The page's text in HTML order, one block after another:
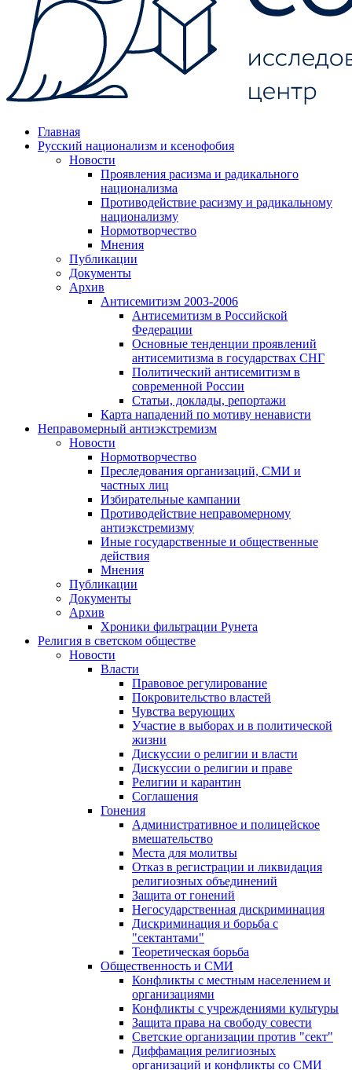
Главная
Русский национализм и ксенофобия
Новости
Проявления расизма и радикального
национализма
Противодействие расизму и радикальному
национализму
Нормотворчество
Мнения
Публикации
Документы
Архив
Антисемитизм 2003-2006
Антисемитизм в Российской
Федерации
Основные тенденции проявлений
антисемитизма в государствах СНГ
Политический антисемитизм в
современной России
Статьи, доклады, репортажи
Карта нападений по мотиву ненависти
Неправомерный антиэкстремизм
Новости
Нормотворчество
Преследования организаций, СМИ и
частных лиц
Избирательные кампании
Противодействие неправомерному
антиэкстремизму
Иные государственные и общественные
действия
Мнения
Публикации
Документы
Архив
Хроники фильтрации Рунета
Религия в светском обществе
Новости
Власти
Правовое регулирование
Покровительство властей
Чувства верующих
Участие в выборах и в политической
жизни
Дискуссии о религии и власти
Дискуссии о религии и праве
Религии и карантин
Соглашения
Гонения
Административное и полицейское
вмешательство
Места для молитвы
Отказ в регистрации и ликвидация
религиозных объединений
Защита от гонений
Негосударственная дискриминация
Дискриминация и борьба с
"сектантами"
Теоретическая борьба
Общественность и СМИ
Конфликты с местным населением и
организациями
Конфликты с учреждениями культуры
Защита права на свободу совести
Светские организации против "сект"
Диффамация религиозных
организаций и конфликты со СМИ